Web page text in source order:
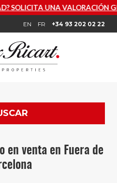
UNA VALORACIÓN
EN FR +34 93 202 02 22
en venta en Fuera de